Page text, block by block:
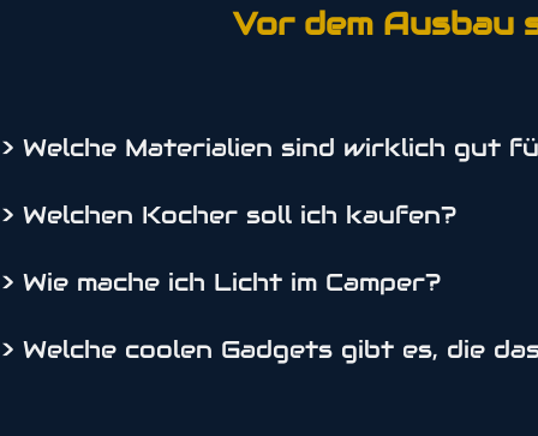
Vor dem Ausbau
> Welche Materialien sind wirklich gut
> Welchen Kocher soll ich kaufen?
> Wie mache ich Licht im Camper?
> Welche coolen Gadgets gibt es, die